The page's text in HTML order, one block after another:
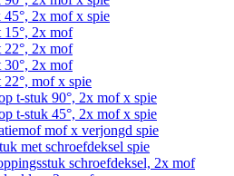
45°, 2x mof x spie
15°, 2x mof
22°, 2x mof
30°, 2x mof
22°, mof x spie
t-stuk 90°, 2x mof x spie
t-stuk 45°, 2x mof x spie
mof x verjongd spie
met schroefdeksel spie
schroefdeksel, 2x mof